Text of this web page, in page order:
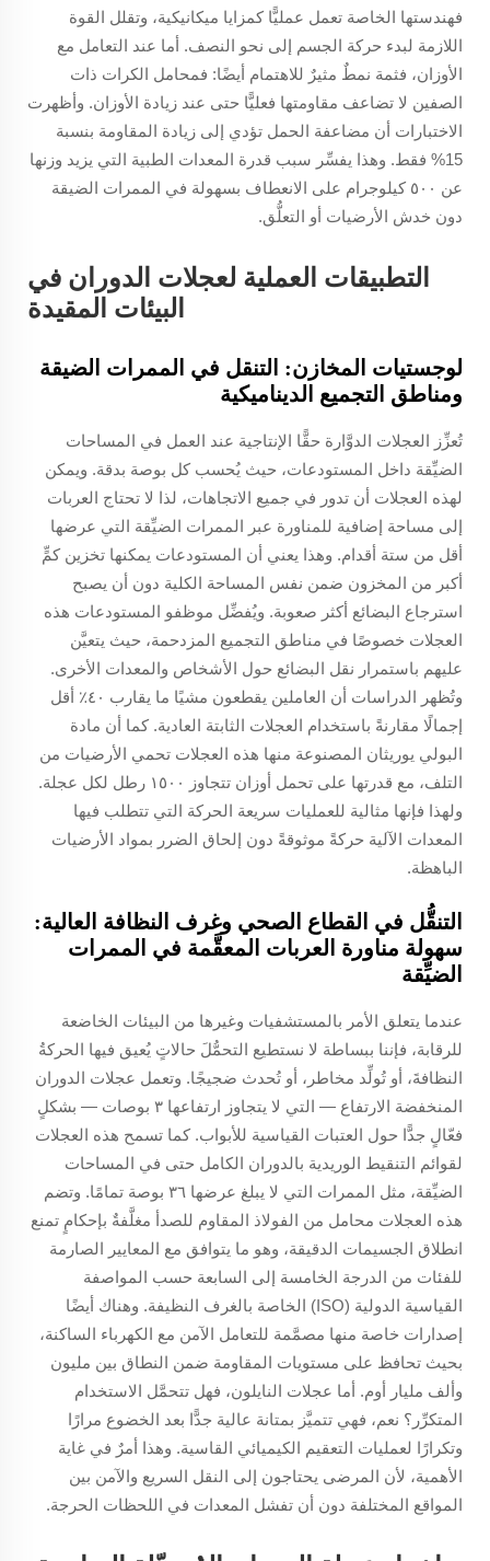
فهندستها الخاصة تعمل عمليًّا كمزايا ميكانيكية، وتقلل القوة
اللازمة لبدء حركة الجسم إلى نحو النصف. أما عند التعامل مع
الأوزان، فثمة نمطٌ مثيرٌ للاهتمام أيضًا: فمحامل الكرات ذات
الصفين لا تضاعف مقاومتها فعليًّا حتى عند زيادة الأوزان. وأظهرت
الاختبارات أن مضاعفة الحمل تؤدي إلى زيادة المقاومة بنسبة
15% فقط. وهذا يفسِّر سبب قدرة المعدات الطبية التي يزيد وزنها
عن ٥٠٠ كيلوجرام على الانعطاف بسهولة في الممرات الضيقة
دون خدش الأرضيات أو التعلُّق.
التطبيقات العملية لعجلات الدوران في
البيئات المقيدة
لوجستيات المخازن: التنقل في الممرات الضيقة
ومناطق التجميع الديناميكية
تُعزِّز العجلات الدوَّارة حقًّا الإنتاجية عند العمل في المساحات
الضيِّقة داخل المستودعات، حيث يُحسب كل بوصة بدقة. ويمكن
لهذه العجلات أن تدور في جميع الاتجاهات، لذا لا تحتاج العربات
إلى مساحة إضافية للمناورة عبر الممرات الضيِّقة التي عرضها
أقل من ستة أقدام. وهذا يعني أن المستودعات يمكنها تخزين كمٍّ
أكبر من المخزون ضمن نفس المساحة الكلية دون أن يصبح
استرجاع البضائع أكثر صعوبة. ويُفضِّل موظفو المستودعات هذه
العجلات خصوصًا في مناطق التجميع المزدحمة، حيث يتعيَّن
عليهم باستمرار نقل البضائع حول الأشخاص والمعدات الأخرى.
وتُظهر الدراسات أن العاملين يقطعون مشيًا ما يقارب ٤٠٪ أقل
إجمالًا مقارنةً باستخدام العجلات الثابتة العادية. كما أن مادة
البولي يوريثان المصنوعة منها هذه العجلات تحمي الأرضيات من
التلف، مع قدرتها على تحمل أوزان تتجاوز ١٥٠٠ رطل لكل عجلة.
ولهذا فإنها مثالية للعمليات سريعة الحركة التي تتطلب فيها
المعدات الآلية حركةً موثوقةً دون إلحاق الضرر بمواد الأرضيات
الباهظة.
التنقُّل في القطاع الصحي وغرف النظافة العالية:
سهولة مناورة العربات المعقَّمة في الممرات
الضيِّقة
عندما يتعلق الأمر بالمستشفيات وغيرها من البيئات الخاضعة
للرقابة، فإننا ببساطة لا نستطيع التحمُّلَ حالاتٍ يُعيق فيها الحركةُ
النظافةَ، أو تُولِّد مخاطر، أو تُحدث ضجيجًا. وتعمل عجلات الدوران
المنخفضة الارتفاع — التي لا يتجاوز ارتفاعها ٣ بوصات — بشكلٍ
فعّالٍ جدًّا حول العتبات القياسية للأبواب. كما تسمح هذه العجلات
لقوائم التنقيط الوريدية بالدوران الكامل حتى في المساحات
الضيِّقة، مثل الممرات التي لا يبلغ عرضها ٣٦ بوصة تمامًا. وتضم
هذه العجلات محامل من الفولاذ المقاوم للصدأ مغلَّفةٌ بإحكامٍ تمنع
انطلاق الجسيمات الدقيقة، وهو ما يتوافق مع المعايير الصارمة
للفئات من الدرجة الخامسة إلى السابعة حسب المواصفة
القياسية الدولية (ISO) الخاصة بالغرف النظيفة. وهناك أيضًا
إصدارات خاصة منها مصمَّمة للتعامل الآمن مع الكهرباء الساكنة،
بحيث تحافظ على مستويات المقاومة ضمن النطاق بين مليون
وألف مليار أوم. أما عجلات النايلون، فهل تتحمَّل الاستخدام
المتكرِّر؟ نعم، فهي تتميَّز بمتانة عالية جدًّا بعد الخضوع مرارًا
وتكرارًا لعمليات التعقيم الكيميائي القاسية. وهذا أمرٌ في غاية
الأهمية، لأن المرضى يحتاجون إلى النقل السريع والآمن بين
المواقع المختلفة دون أن تفشل المعدات في اللحظات الحرجة.